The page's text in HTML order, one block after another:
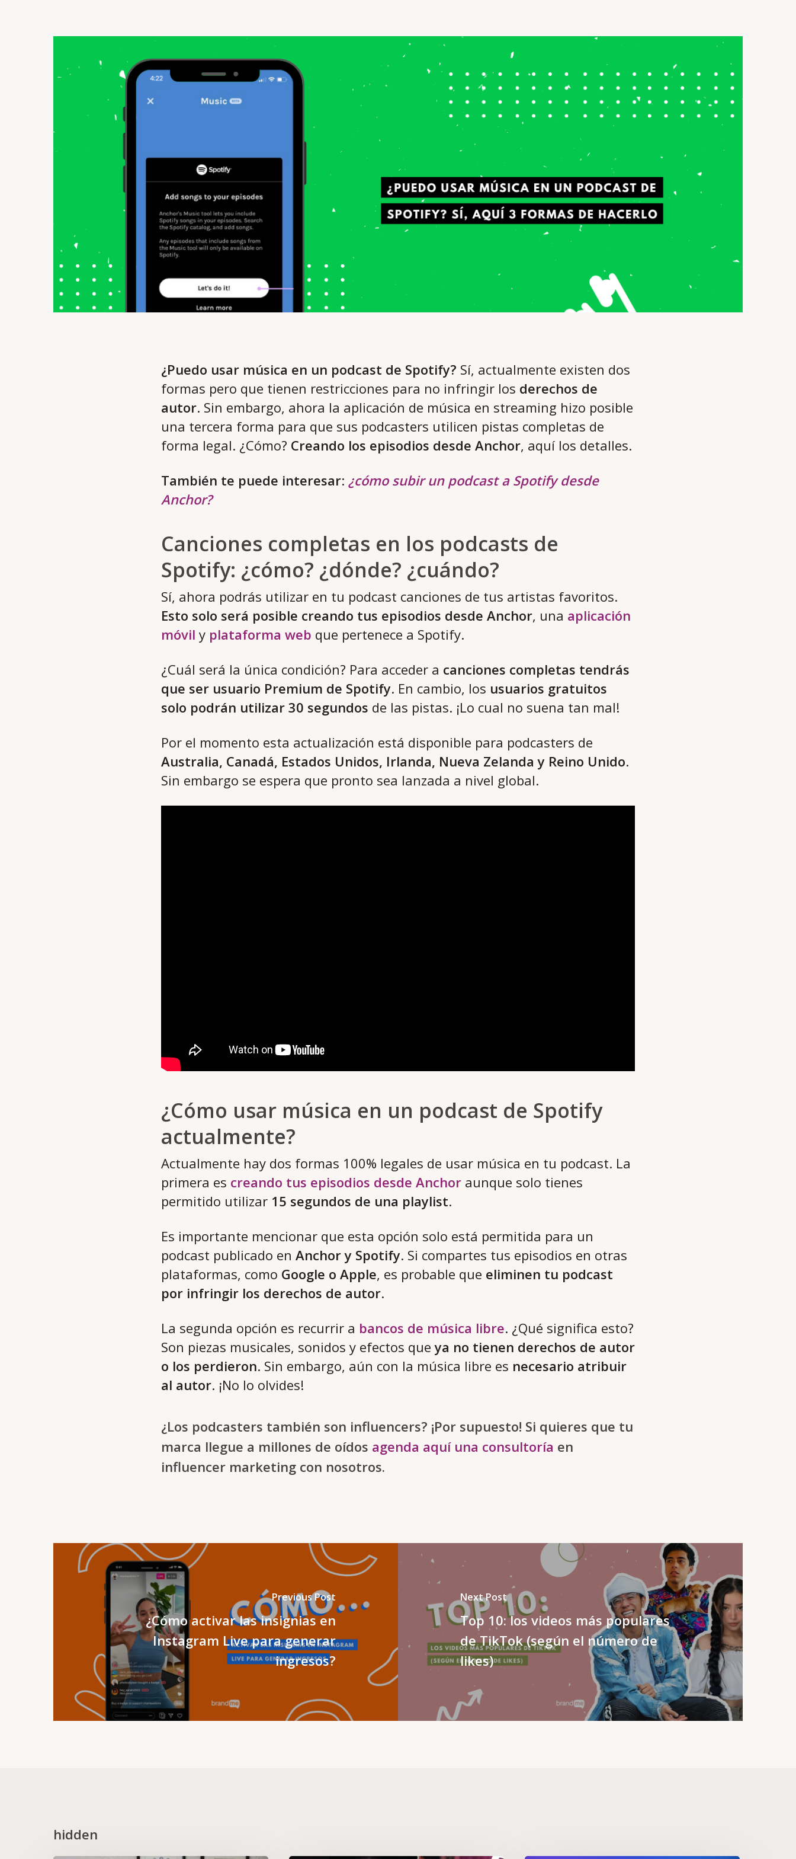
¿Puedo usar música en un podcast de Spotify? Sí, actualmente existen dos
formas pero que tienen restricciones para no infringir los derechos de
autor. Sin embargo, ahora la aplicación de música en streaming hizo posible
una tercera forma para que sus podcasters utilicen pistas completas de
forma legal. ¿Cómo? Creando los episodios desde Anchor, aquí los detalles.
También te puede interesar: ¿cómo subir un podcast a Spotify desde
Anchor?
Canciones completas en los podcasts de
Spotify: ¿cómo? ¿dónde? ¿cuándo?
Sí, ahora podrás utilizar en tu podcast canciones de tus artistas favoritos.
Esto solo será posible creando tus episodios desde Anchor, una aplicación
móvil y plataforma web que pertenece a Spotify.
¿Cuál será la única condición? Para acceder a canciones completas tendrás
que ser usuario Premium de Spotify. En cambio, los usuarios gratuitos
solo podrán utilizar 30 segundos de las pistas. ¡Lo cual no suena tan mal!
Por el momento esta actualización está disponible para podcasters de
Australia, Canadá, Estados Unidos, Irlanda, Nueva Zelanda y Reino Unido.
Sin embargo se espera que pronto sea lanzada a nivel global.
¿Cómo usar música en un podcast de Spotify
actualmente?
Actualmente hay dos formas 100% legales de usar música en tu podcast. La
primera es creando tus episodios desde Anchor aunque solo tienes
permitido utilizar 15 segundos de una playlist.
Es importante mencionar que esta opción solo está permitida para un
podcast publicado en Anchor y Spotify. Si compartes tus episodios en otras
plataformas, como Google o Apple, es probable que eliminen tu podcast
por infringir los derechos de autor.
La segunda opción es recurrir a bancos de música libre. ¿Qué significa esto?
Son piezas musicales, sonidos y efectos queya no tienen derechos de autor
o los perdieron. Sin embargo, aún con la música libre es necesario atribuir
al autor. ¡No lo olvides!
¿Los podcasters también son influencers? ¡Por supuesto! Si quieres que tu
marca llegue a millones de oídos agenda aquí una consultoría en
influencer marketing con nosotros.
Previous Post
¿Cómo activar las insignias en
Instagram Live para generar
ingresos?
Next Post
Top 10: los videos más populares
de TikTok (según el número de
likes)
hidden